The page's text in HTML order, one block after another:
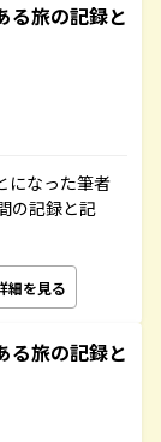
旅の記録と
になった筆者
の記録と記
細を見る
旅の記録と